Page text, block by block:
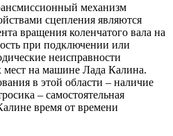
механизм
сцепления являются
вращения коленчатого вала на
при подключении или
неисправности
мест на машине Лада Калина.
в этой области – наличие
– самостоятельная
время от времени